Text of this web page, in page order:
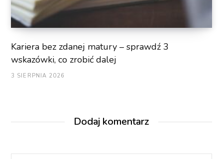
Kariera bez zdanej matury – sprawdź 3
wskazówki, co zrobić dalej
3 SIERPNIA 2026
Dodaj komentarz